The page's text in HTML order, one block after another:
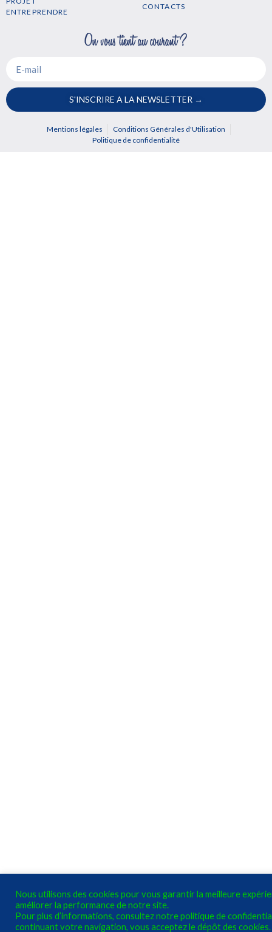
ENTREPRENDRE
CONTACTS
S'INSCRIRE A LA NEWSLETTER →
Mentions légales
Conditions Générales d'Utilisation
Politique de confidentialité
Nous utilisons des cookies pour vous garantir la meilleure
améliorer la performance de notre site.
Pour plus d’informations, consultez notre politique de
continuant votre navigation, vous acceptez le dépôt des cookies.